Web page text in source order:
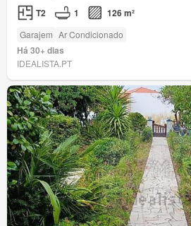
T2 1 126 m²
Garajem Ar Condicionado
Há 30+ dias
IDEALISTA.PT